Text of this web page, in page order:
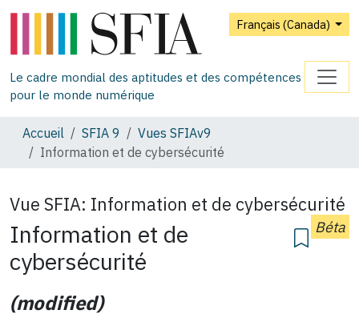
Français (Canada)
Le cadre mondial des aptitudes et des compétences
pour le monde numérique
Accueil SFIA 9
Vues SFIAv9
Information et de cybersécurité
Vue SFIA: Information et de cybersécurité
Béta
Information et de
cybersécurité
(modified)